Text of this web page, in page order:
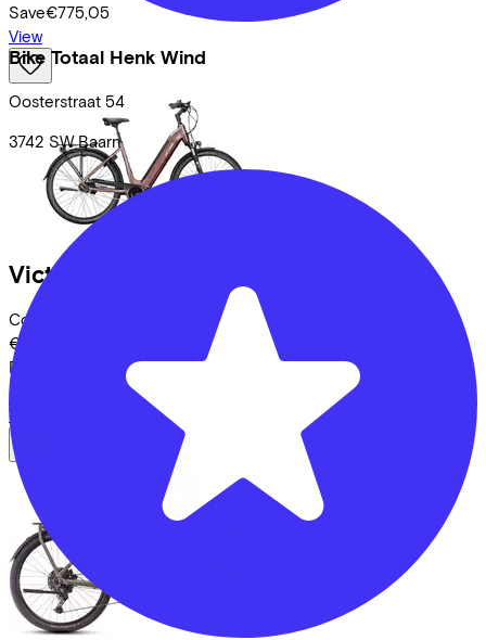
Bike Totaal Henk Wind
Oosterstraat 54
3742 SW Baarn
Save€775,05
View
Victoria
Costs per month from
€85,20
Price
€3.599,00
Save
View